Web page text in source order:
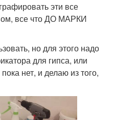
эти все
все что ДО МАРКИ
но для этого надо
для гипса, или
нет, и делаю из того,